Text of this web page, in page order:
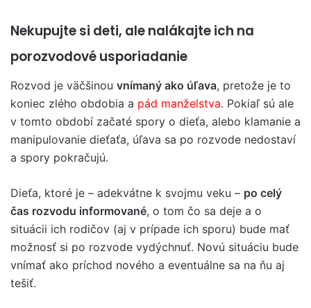
Nekupujte si deti, ale nalákajte ich na
porozvodové usporiadanie
Rozvod je väčšinou vnímaný ako úľava, pretože je to
koniec zlého obdobia a pád manželstva. Pokiaľ sú ale
v tomto období začaté spory o dieťa, alebo klamanie a
manipulovanie dieťaťa, úľava sa po rozvode nedostaví
a spory pokračujú.
Dieťa, ktoré je – adekvátne k svojmu veku – po celý
čas rozvodu informované, o tom čo sa deje a o
situácii ich rodičov (aj v prípade ich sporu) bude mať
možnosť si po rozvode vydýchnuť. Novú situáciu bude
vnímať ako príchod nového a eventuálne sa na ňu aj
tešiť.